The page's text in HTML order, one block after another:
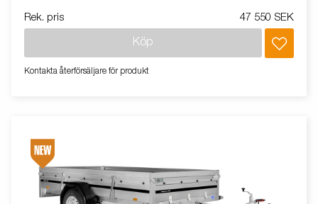
enkelt att lasta längre gods. För extra stabilitet har släpet ett
lasten hålls säkert på plats. Vagnen på bilden kan vara
extrautrustad.
Rek. pris 47 550 SEK
Köp
Kontakta återförsäljare för produkt